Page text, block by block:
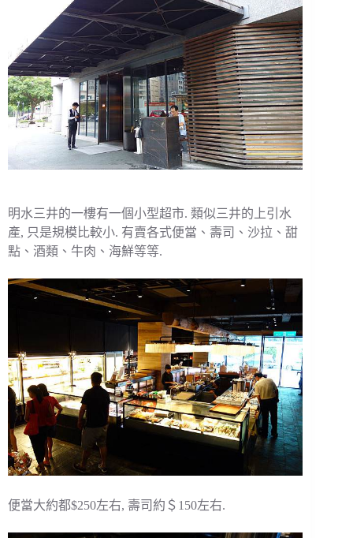
明水三井的一樓有一個小型超市. 類似三井的上引水
產, 只是規模比較小. 有賣各式便當、壽司、沙拉、甜
點、酒類、牛肉、海鮮等等.
便當大約都$250左右, 壽司約＄150左右.